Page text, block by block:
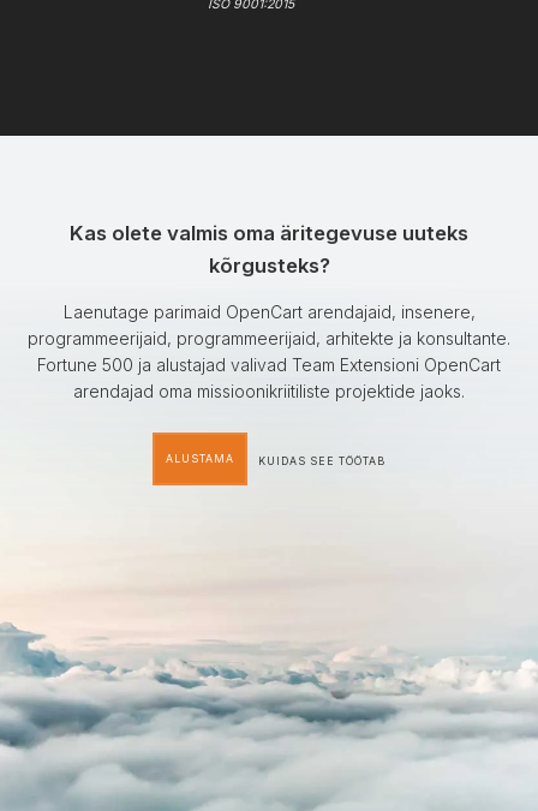
ISO 9001:2015
Kas olete valmis oma äritegevuse uuteks
kõrgusteks?
Laenutage parimaid OpenCart arendajaid, insenere,
programmeerijaid, programmeerijaid, arhitekte ja konsultante.
Fortune 500 ja alustajad valivad Team Extensioni OpenCart
arendajad oma missioonikriitiliste projektide jaoks.
ALUSTAMA KUIDAS SEE TÖÖTAB